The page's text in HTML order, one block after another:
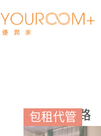
桃園大仁路
包租代管